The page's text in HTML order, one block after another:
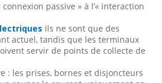
passive » à l’« interaction
ils ne sont que des
actuel, tandis que les terminaux
servir de points de collecte de
: les prises, bornes et disjoncteurs